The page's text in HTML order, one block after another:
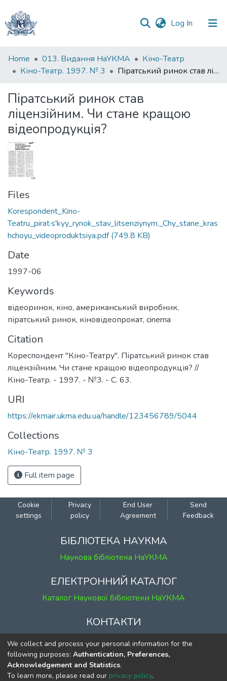
Log In (current)
Communities
&
All of DSpace
Statistics
Home 013. Видання НаУКМА
Кіно-Театр
Кіно-Театр. 1997. № 3
Піратський ринок став ліцензійним. Чи стане кращою відеопродукція?
Піратський ринок став
ліцензійним. Чи стане кращою
відеопродукція?
Files
Korespondent_Kino-
Teatru_pirat·s'kyy_rynok_stav_litsenziynym._Chy_stane_kras
hchoyu_videoproduktsiya.pdf(749.8 KB)
Date
1997-06
Keywords
відеоринок, кіно, американський виробник,
піратський ринок, кіновідеопрокат, cinema
Citation
Кореспондент "Кіно-Театру". Піратський ринок став
ліцензійним. Чи стане кращою відеопродукція? //
Кіно-Театр. - 1997. - №3. - С. 63.
URI
https://ekmair.ukma.edu.ua/handle/123456789/5044
Collections
Кіно-Театр. 1997. № 3
Full item page
Cookie
settings
Privacy
policy
End User
Agreement
Send
Feedback
БІБЛІОТЕКА НАУКМА
Наукова бібліотека НаУКМА
ЕЛЕКТРОННИЙ КАТАЛОГ
Каталог Наукової бібліотеки НаУКМА
КОНТАКТИ
м. Київ, вул. Григорія Сковороди, 2
к. 1, к. 120
тел. (044) 463-69-31
We collect and process your personal information for the
following purposes: Authentication, Preferences,
Acknowledgement and Statistics.
To learn more, please read our privacy policy.